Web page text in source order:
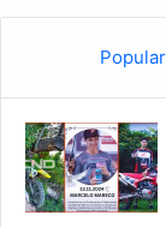
Popular